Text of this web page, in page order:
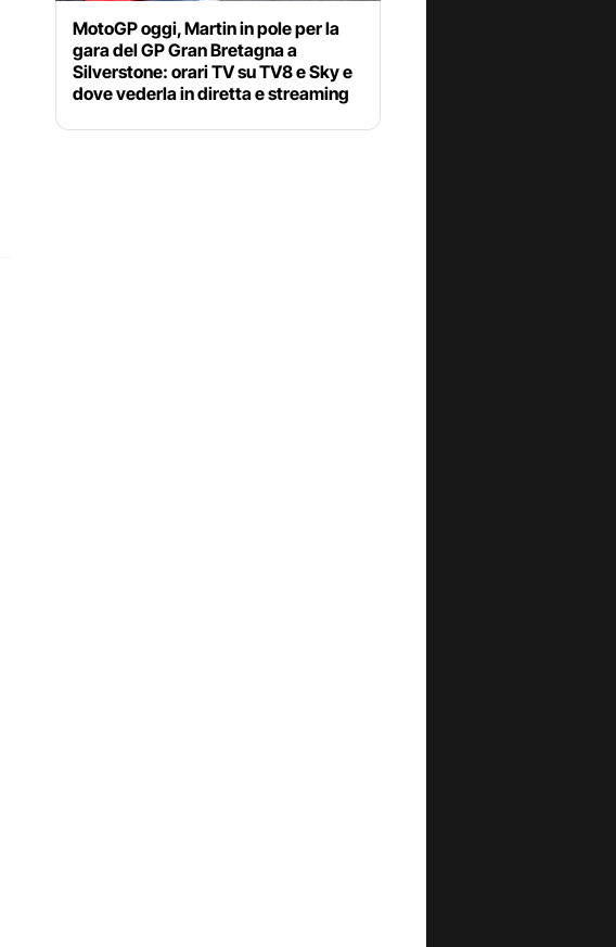
MotoGP oggi, Martin in pole per la
gara del GP Gran Bretagna a
Silverstone: orari TV su TV8 e Sky e
dove vederla in diretta e streaming